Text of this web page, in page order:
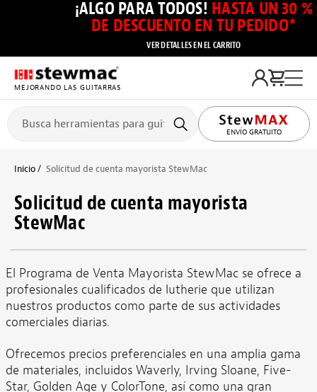
¡ALGO PARA TODOS! HASTA UN 30 %
DE DESCUENTO EN TU PEDIDO*
VER DETALLES EN EL CARRITO
MEJORANDO LAS GUITARRAS
ENVÍO GRATUITO
Inicio Solicitud de cuenta mayorista StewMac
Solicitud de cuenta mayorista
StewMac
El Programa de Venta Mayorista StewMac se ofrece a
profesionales cualificados de lutherie que utilizan
nuestros productos como parte de sus actividades
comerciales diarias.
Ofrecemos precios preferenciales en una amplia gama
de materiales, incluidos Waverly, Irving Sloane, Five-
Star, Golden Age y ColorTone, así como una gran